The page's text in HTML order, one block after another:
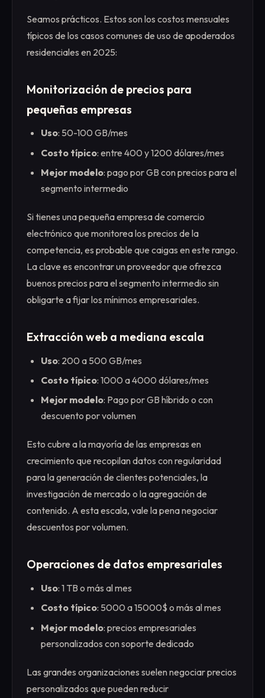
Seamos prácticos. Estos son los costos mensuales
típicos de los casos comunes de uso de apoderados
residenciales en 2025:
Monitorización de precios para
pequeñas empresas
Uso: 50-100 GB/mes
Costo típico: entre 400 y 1200 dólares/mes
Mejor modelo: pago por GB con precios para el
segmento intermedio
Si tienes una pequeña empresa de comercio
electrónico que monitorea los precios de la
competencia, es probable que caigas en este rango.
La clave es encontrar un proveedor que ofrezca
buenos precios para el segmento intermedio sin
obligarte a fijar los mínimos empresariales.
Extracción web a mediana escala
Uso: 200 a 500 GB/mes
Costo típico: 1000 a 4000 dólares/mes
Mejor modelo: Pago por GB híbrido o con
descuento por volumen
Esto cubre a la mayoría de las empresas en
crecimiento que recopilan datos con regularidad
para la generación de clientes potenciales, la
investigación de mercado o la agregación de
contenido. A esta escala, vale la pena negociar
descuentos por volumen.
Operaciones de datos empresariales
Uso: 1 TB o más al mes
Costo típico: 5000 a 15000$ o más al mes
Mejor modelo: precios empresariales
personalizados con soporte dedicado
Las grandes organizaciones suelen negociar precios
personalizados que pueden reducir